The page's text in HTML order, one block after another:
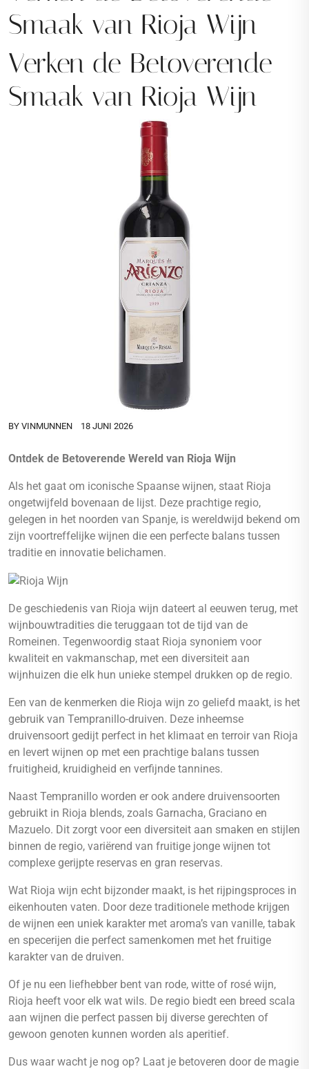
Smaak van Rioja Wijn
Verken de Betoverende
Smaak van Rioja Wijn
BY VINMUNNEN 18 JUNI 2026
Ontdek de Betoverende Wereld van Rioja Wijn
Als het gaat om iconische Spaanse wijnen, staat Rioja
ongetwijfeld bovenaan de lijst. Deze prachtige regio,
gelegen in het noorden van Spanje, is wereldwijd bekend om
zijn voortreffelijke wijnen die een perfecte balans tussen
traditie en innovatie belichamen.
De geschiedenis van Rioja wijn dateert al eeuwen terug, met
wijnbouwtradities die teruggaan tot de tijd van de
Romeinen. Tegenwoordig staat Rioja synoniem voor
kwaliteit en vakmanschap, met een diversiteit aan
wijnhuizen die elk hun unieke stempel drukken op de regio.
Een van de kenmerken die Rioja wijn zo geliefd maakt, is het
gebruik van Tempranillo-druiven. Deze inheemse
druivensoort gedijt perfect in het klimaat en terroir van Rioja
en levert wijnen op met een prachtige balans tussen
fruitigheid, kruidigheid en verfijnde tannines.
Naast Tempranillo worden er ook andere druivensoorten
gebruikt in Rioja blends, zoals Garnacha, Graciano en
Mazuelo. Dit zorgt voor een diversiteit aan smaken en stijlen
binnen de regio, variërend van fruitige jonge wijnen tot
complexe gerijpte reservas en gran reservas.
Wat Rioja wijn echt bijzonder maakt, is het rijpingsproces in
eikenhouten vaten. Door deze traditionele methode krijgen
de wijnen een uniek karakter met aroma’s van vanille, tabak
en specerijen die perfect samenkomen met het fruitige
karakter van de druiven.
Of je nu een liefhebber bent van rode, witte of rosé wijn,
Rioja heeft voor elk wat wils. De regio biedt een breed scala
aan wijnen die perfect passen bij diverse gerechten of
gewoon genoten kunnen worden als aperitief.
Dus waar wacht je nog op? Laat je betoveren door de magie